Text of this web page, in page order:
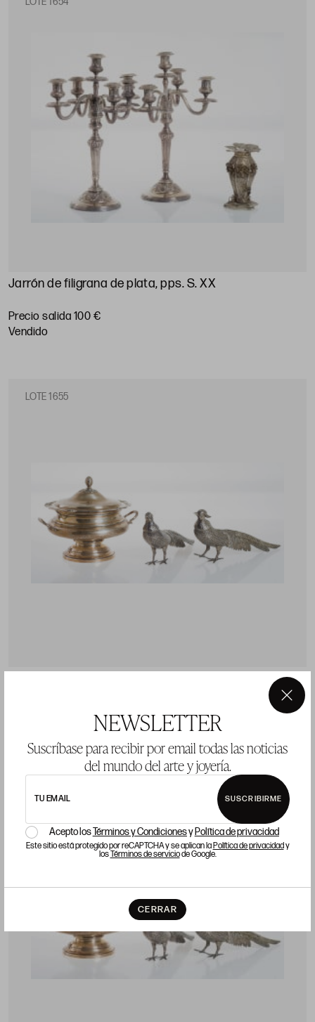
NEWSLETTER
Suscríbase para recibir por email todas las noticias
del mundo del arte y joyería.
TU EMAIL SUSCRIBIRME
Acepto losTérminos y Condicionesy Política de privacidad
Este sitio está protegido por reCAPTCHA y se aplican laPolítica de privacidady
losTérminos de serviciode Google.
CERRAR
×
Jarrón de filigrana de plata, pps. S. XX
Precio salida 100 €
vendido
LOTE 1655
Precio salida 700 €
LOTE 1656